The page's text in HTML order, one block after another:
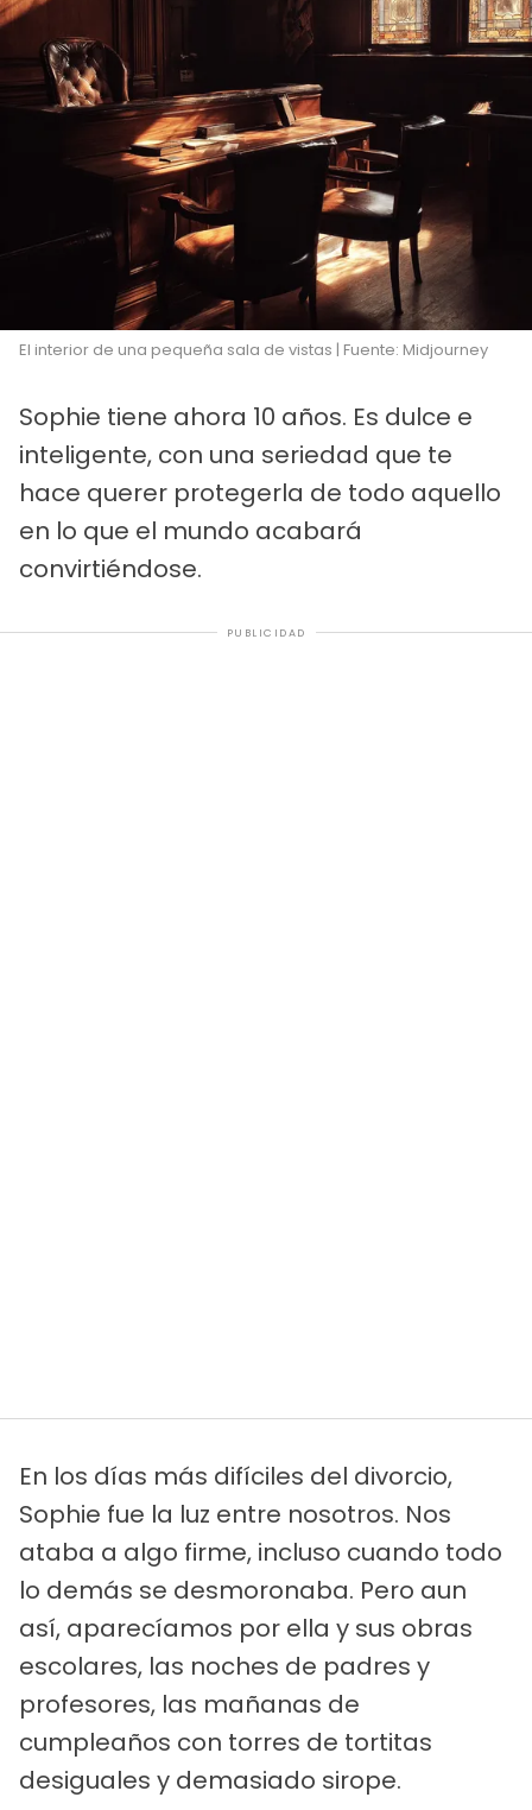
El interior de una pequeña sala de vistas | Fuente: Midjourney
Sophie tiene ahora 10 años. Es dulce e
inteligente, con una seriedad que te
hace querer protegerla de todo aquello
en lo que el mundo acabará
convirtiéndose.
PUBLICIDAD
En los días más difíciles del divorcio,
Sophie fue la luz entre nosotros. Nos
ataba a algo firme, incluso cuando todo
lo demás se desmoronaba. Pero aun
así, aparecíamos por ella y sus obras
escolares, las noches de padres y
profesores, las mañanas de
cumpleaños con torres de tortitas
desiguales y demasiado sirope.